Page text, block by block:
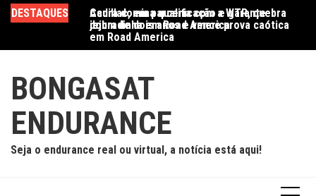
para
conteúdo
DESTAQUES
Le Mans
27 para a
Cadillac, em parceria com a WTR, quebra
jejum de dois anos e vence prova caótica
em Road America
Acura domina qualificação e garante
dobradinha em Road America
BONGASAT
ENDURANCE
Seja o endurance real ou virtual, a notícia está aqui!